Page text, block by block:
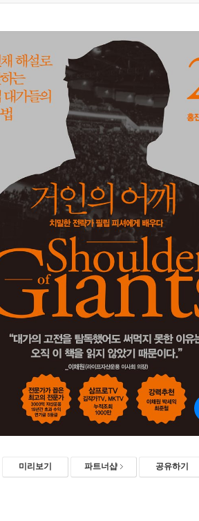
미리보기 파트너샵 공유하기